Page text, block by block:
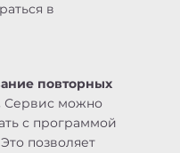
в
повторных
Сервис можно
с программой
позволяет